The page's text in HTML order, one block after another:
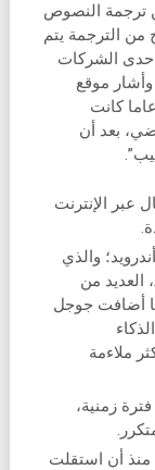
ترجمة النصوص
الترجمة يتم
الشركات
وأشار موقع
أن “المرأة البالغة من العمر 45 عاما كانت
يونيو الماضي، بعد أن
عبر الإنترنت
والذي
يحمل اسم أندرويد 9 باي Android 9 Pie، العديد من
أضافت جوجل
ملاءمة
زمنية،
منذ أن استقلت